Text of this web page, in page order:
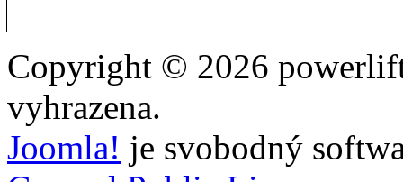
Copyright © 2026
vyhrazena.
Joomla! je svobodný